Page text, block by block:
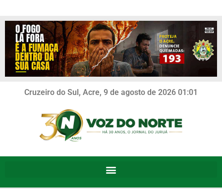
Cruzeiro do Sul, Acre, 9 de agosto de 2026 01:01